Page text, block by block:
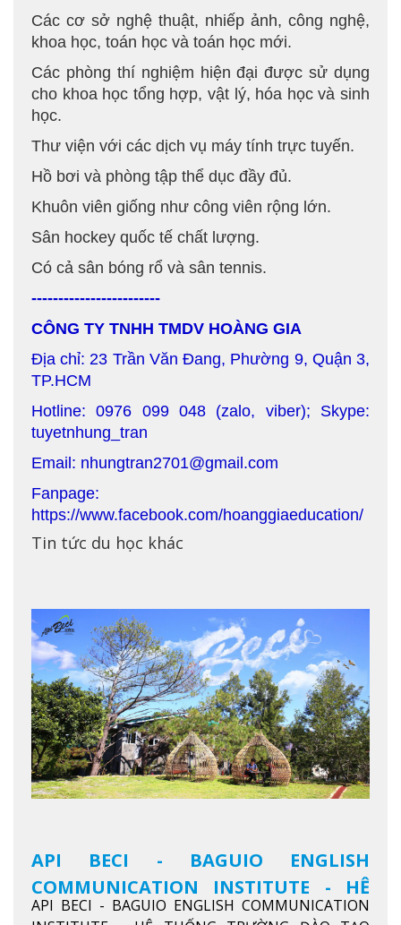
Các cơ sở nghệ thuật, nhiếp ảnh, công nghệ,
khoa học, toán học và toán học mới.
Các phòng thí nghiệm hiện đại được sử dụng
cho khoa học tổng hợp, vật lý, hóa học và sinh
học.
Thư viện với các dịch vụ máy tính trực tuyến.
Hồ bơi và phòng tập thể dục đầy đủ.
Khuôn viên giống như công viên rộng lớn.
Sân hockey quốc tế chất lượng.
Có cả sân bóng rổ và sân tennis.
------------------------
CÔNG TY TNHH TMDV HOÀNG GIA
Địa chỉ: 23 Trần Văn Đang, Phường 9, Quận 3,
TP.HCM
Hotline: 0976 099 048 (zalo, viber); Skype:
tuyetnhung_tran
Email: nhungtran2701@gmail.com
Fanpage:
https://www.facebook.com/hoanggiaeducation/
Tin tức du học khác
API BECI - BAGUIO ENGLISH
COMMUNICATION INSTITUTE - HỆ
THỐNG TRƯỜNG ĐÀO TẠO TIẾNG
API BECI - BAGUIO ENGLISH COMMUNICATION